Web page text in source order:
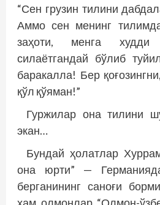
“Сен грузин тилини
Аммо сен менинг
заҳоти, менга
силаётгандай бўлиб
баракалла! Бер
қўл қўяман!”
Гуржилар она тилини
экан…
Бундай ҳолатлар
она юрти” —
берганининг саноғи